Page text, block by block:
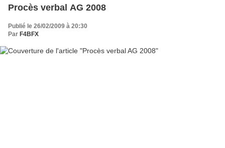
Procès verbal AG 2008
Publié le 26/02/2009 à 20:30
Par F4BFX